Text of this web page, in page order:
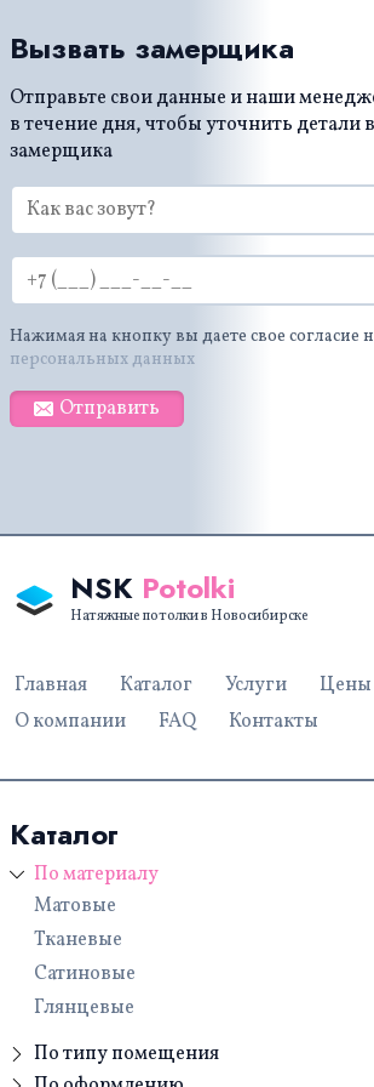
Вызвать замерщика
Отправьте свои данные и наши
в течение дня, чтобы уточнить детали
замерщика
Нажимая на кнопку вы даете свое согласие
персональных данных
Отправить
NSK Potolki
Натяжные потолки в Новосибирске
Главная Каталог Услуги Цены
О компании
FAQ Контакты
Каталог
По материалу
Матовые
Тканевые
Сатиновые
Глянцевые
По типу помещения